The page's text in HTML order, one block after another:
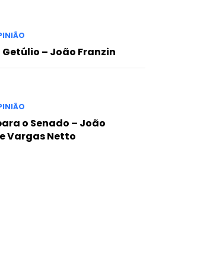
Getúlio – João Franzin
o Senado – João
Vargas Netto